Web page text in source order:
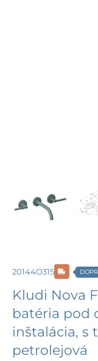
20144O315
Kludi Nova
batéria pod
inštalácia, s
petrolejová